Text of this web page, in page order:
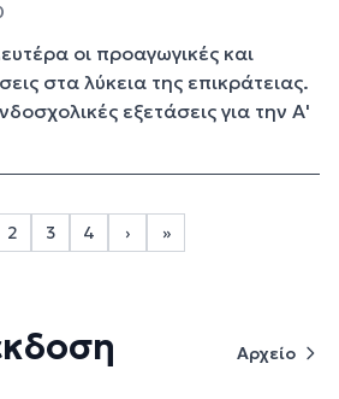
οι προαγωγικές και
στα λύκεια της επικράτειας.
εξετάσεις για την Α'
Σελιδοποίηση
Page 2
2 Page 3
3 Page 4
4
Next page
›
Last page
»
Αρχείο